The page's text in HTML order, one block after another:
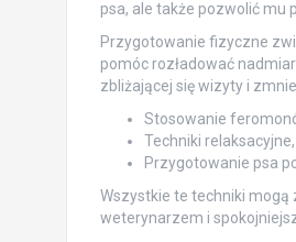
psa, ale także pozwolić mu
Przygotowanie fizyczne
pomóc rozładować
zbliżającej się wizyty i
Stosowanie
Techniki
Przygotowanie psa
Wszystkie te techniki mogą
weterynarzem i